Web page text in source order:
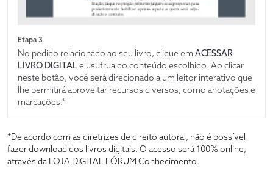
Etapa 3
No pedido relacionado ao seu livro, clique em ACESSAR
LIVRO DIGITALe usufrua do conteúdo escolhido. Ao clicar
neste botão, você será direcionado a um leitor interativo que
lhe permitirá aproveitar recursos diversos, como anotações e
marcações.*
*De acordo com as diretrizes de direito autoral, não é possível
fazer download dos livros digitais. O acesso será 100% online,
através da LOJA DIGITAL FÓRUM Conhecimento.